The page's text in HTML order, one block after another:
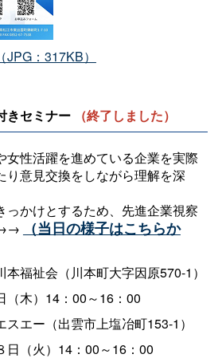
：317KB）
きセミナー （終了しました）
女性活躍を進めている企業を実際
り意見交換をしながら理解を深
っかけとするため、先進企業視察
（当日の様子はこちらか
本福祉会（川本町大字因原570-1）
（木）14：00～16：00
スエー（出雲市上塩冶町153-1）
日（火）14：00～16：00